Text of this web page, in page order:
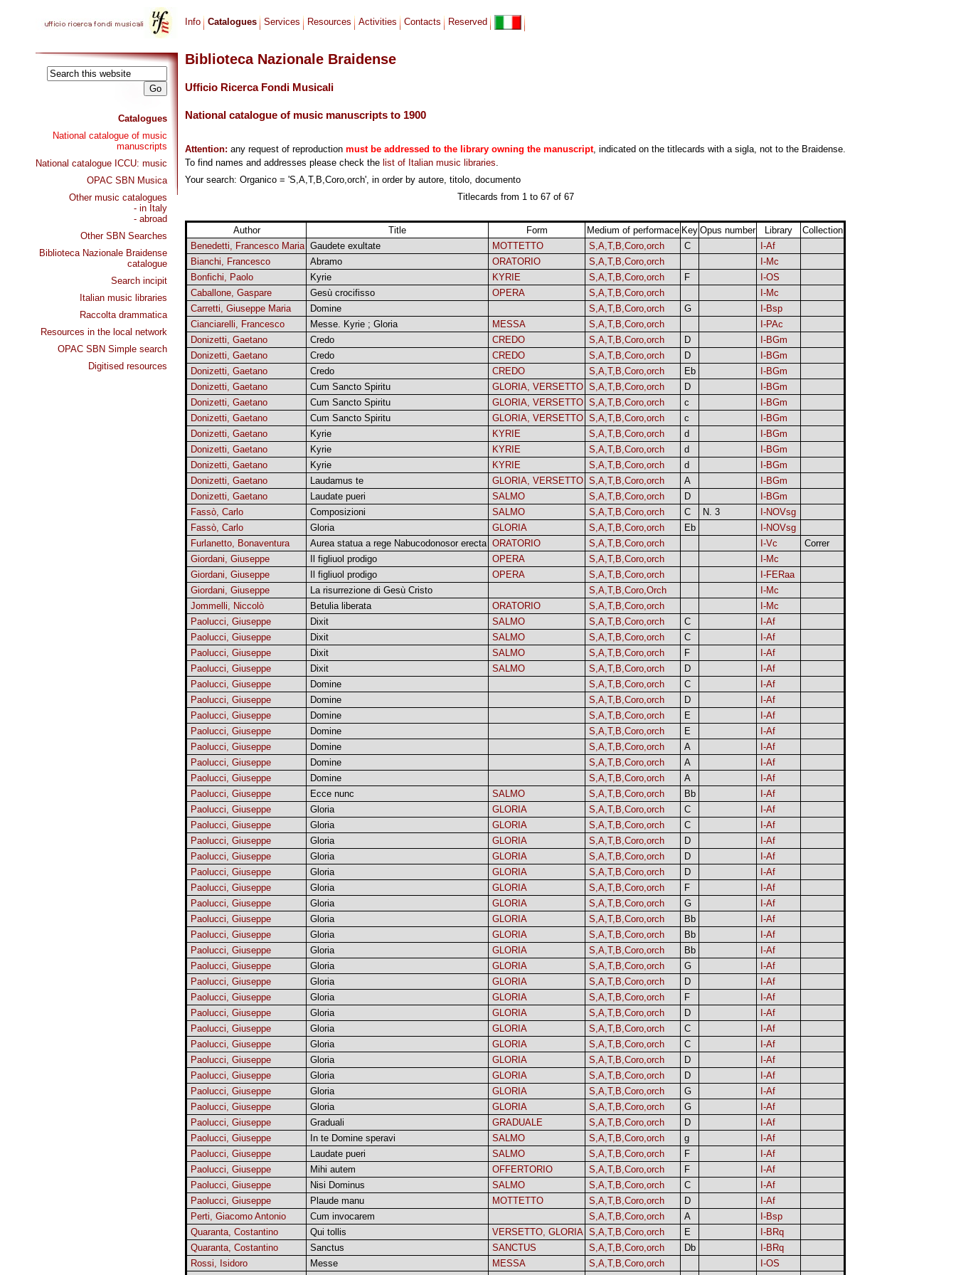
Catalogues
National catalogue of music
manuscripts
National catalogue ICCU: music
OPAC SBN Musica
Other music catalogues
- in Italy
- abroad
Other SBN Searches
Biblioteca Nazionale Braidense
catalogue
Search incipit
Italian music libraries
Raccolta drammatica
Resources in the local network
OPAC SBN Simple search
Digitised resources
Info Catalogues Services Resources Activities Contacts Reserved
Biblioteca Nazionale Braidense
Ufficio Ricerca Fondi Musicali
National catalogue of music manuscripts to 1900
Attention: any request of reproduction must be addressed to the library owning the manuscript, indicated on the titlecards with a sigla, not to the Braidense.
To find names and addresses please check the list of Italian music libraries.
Your search: Organico = 'S,A,T,B,Coro,orch', in order by autore, titolo, documento
Titlecards from 1 to 67 of 67
Author Title Form Medium of performace Key Opus number Library
Collection
Benedetti, Francesco Maria Gaudete exultate MOTTETTO S,A,T,B,Coro,orch C
I-Af
Bianchi, Francesco
Abramo ORATORIO S,A,T,B,Coro,orch
I-Mc
Bonfichi, Paolo
Kyrie KYRIE S,A,T,B,Coro,orch F
I-OS
Caballone, Gaspare
Gesù crocifisso OPERA S,A,T,B,Coro,orch
I-Mc
Carretti, Giuseppe Maria
Domine S,A,T,B,Coro,orch G
I-Bsp
Cianciarelli, Francesco
Messe. Kyrie ; Gloria MESSA S,A,T,B,Coro,orch
I-PAc
Donizetti, Gaetano
Credo CREDO S,A,T,B,Coro,orch D
I-BGm
Donizetti, Gaetano
Credo CREDO S,A,T,B,Coro,orch D
I-BGm
Donizetti, Gaetano
Credo CREDO S,A,T,B,Coro,orch Eb
I-BGm
Donizetti, Gaetano
Cum Sancto Spiritu GLORIA, VERSETTO S,A,T,B,Coro,orch D
I-BGm
Donizetti, Gaetano
Cum Sancto Spiritu GLORIA, VERSETTO S,A,T,B,Coro,orch c
I-BGm
Donizetti, Gaetano
Cum Sancto Spiritu GLORIA, VERSETTO S,A,T,B,Coro,orch c
I-BGm
Donizetti, Gaetano
Kyrie KYRIE S,A,T,B,Coro,orch d
I-BGm
Donizetti, Gaetano
Kyrie KYRIE S,A,T,B,Coro,orch d
I-BGm
Donizetti, Gaetano
Kyrie KYRIE S,A,T,B,Coro,orch d
I-BGm
Donizetti, Gaetano
Laudamus te GLORIA, VERSETTO S,A,T,B,Coro,orch A
I-BGm
Donizetti, Gaetano
Laudate pueri SALMO S,A,T,B,Coro,orch D
I-BGm
Fassò, Carlo
Composizioni SALMO S,A,T,B,Coro,orch C N. 3
I-NOVsg
Fassò, Carlo
Gloria GLORIA S,A,T,B,Coro,orch Eb
I-NOVsg
Furlanetto, Bonaventura
Aurea statua a rege Nabucodonosor erecta ORATORIO S,A,T,B,Coro,orch I-Vc
Correr
Giordani, Giuseppe
Il figliuol prodigo OPERA S,A,T,B,Coro,orch
I-Mc
Giordani, Giuseppe
Il figliuol prodigo OPERA S,A,T,B,Coro,orch
I-FERaa
Giordani, Giuseppe
La risurrezione di Gesù Cristo S,A,T,B,Coro,Orch
I-Mc
Jommelli, Niccolò
Betulia liberata ORATORIO S,A,T,B,Coro,orch
I-Mc
Paolucci, Giuseppe
Dixit SALMO S,A,T,B,Coro,orch C
I-Af
Paolucci, Giuseppe
Dixit SALMO S,A,T,B,Coro,orch C
I-Af
Paolucci, Giuseppe
Dixit SALMO S,A,T,B,Coro,orch F
I-Af
Paolucci, Giuseppe
Dixit SALMO S,A,T,B,Coro,orch D
I-Af
Paolucci, Giuseppe
Domine S,A,T,B,Coro,orch C
I-Af
Paolucci, Giuseppe
Domine S,A,T,B,Coro,orch D
I-Af
Paolucci, Giuseppe
Domine S,A,T,B,Coro,orch E
I-Af
Paolucci, Giuseppe
Domine S,A,T,B,Coro,orch E
I-Af
Paolucci, Giuseppe
Domine S,A,T,B,Coro,orch A
I-Af
Paolucci, Giuseppe
Domine S,A,T,B,Coro,orch A
I-Af
Paolucci, Giuseppe
Domine S,A,T,B,Coro,orch A
I-Af
Paolucci, Giuseppe
Ecce nunc SALMO S,A,T,B,Coro,orch Bb
I-Af
Paolucci, Giuseppe
Gloria GLORIA S,A,T,B,Coro,orch C
I-Af
Paolucci, Giuseppe
Gloria GLORIA S,A,T,B,Coro,orch C
I-Af
Paolucci, Giuseppe
Gloria GLORIA S,A,T,B,Coro,orch D
I-Af
Paolucci, Giuseppe
Gloria GLORIA S,A,T,B,Coro,orch D
I-Af
Paolucci, Giuseppe
Gloria GLORIA S,A,T,B,Coro,orch D
I-Af
Paolucci, Giuseppe
Gloria GLORIA S,A,T,B,Coro,orch F
I-Af
Paolucci, Giuseppe
Gloria GLORIA S,A,T,B,Coro,orch G
I-Af
Paolucci, Giuseppe
Gloria GLORIA S,A,T,B,Coro,orch Bb
I-Af
Paolucci, Giuseppe
Gloria GLORIA S,A,T,B,Coro,orch Bb
I-Af
Paolucci, Giuseppe
Gloria GLORIA S,A,T,B,Coro,orch Bb
I-Af
Paolucci, Giuseppe
Gloria GLORIA S,A,T,B,Coro,orch G
I-Af
Paolucci, Giuseppe
Gloria GLORIA S,A,T,B,Coro,orch D
I-Af
Paolucci, Giuseppe
Gloria GLORIA S,A,T,B,Coro,orch F
I-Af
Paolucci, Giuseppe
Gloria GLORIA S,A,T,B,Coro,orch D
I-Af
Paolucci, Giuseppe
Gloria GLORIA S,A,T,B,Coro,orch C
I-Af
Paolucci, Giuseppe
Gloria GLORIA S,A,T,B,Coro,orch C
I-Af
Paolucci, Giuseppe
Gloria GLORIA S,A,T,B,Coro,orch D
I-Af
Paolucci, Giuseppe
Gloria GLORIA S,A,T,B,Coro,orch D
I-Af
Paolucci, Giuseppe
Gloria GLORIA S,A,T,B,Coro,orch G
I-Af
Paolucci, Giuseppe
Gloria GLORIA S,A,T,B,Coro,orch G
I-Af
Paolucci, Giuseppe
Graduali GRADUALE S,A,T,B,Coro,orch D
I-Af
Paolucci, Giuseppe
In te Domine speravi SALMO S,A,T,B,Coro,orch g
I-Af
Paolucci, Giuseppe
Laudate pueri SALMO S,A,T,B,Coro,orch F
I-Af
Paolucci, Giuseppe
Mihi autem OFFERTORIO S,A,T,B,Coro,orch F
I-Af
Paolucci, Giuseppe
Nisi Dominus SALMO S,A,T,B,Coro,orch C
I-Af
Paolucci, Giuseppe
Plaude manu MOTTETTO S,A,T,B,Coro,orch D
I-Af
Perti, Giacomo Antonio
Cum invocarem S,A,T,B,Coro,orch A
I-Bsp
Quaranta, Costantino
Qui tollis VERSETTO, GLORIA S,A,T,B,Coro,orch E
I-BRq
Quaranta, Costantino
Sanctus SANCTUS S,A,T,B,Coro,orch Db
I-BRq
Rossi, Isidoro
Messe MESSA S,A,T,B,Coro,orch
I-OS